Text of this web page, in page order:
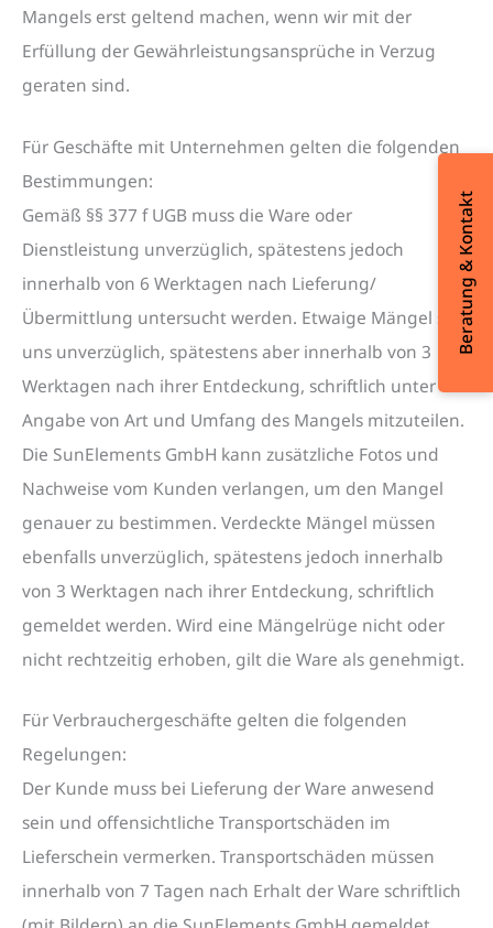
Mangels erst geltend machen, wenn wir mit der
Erfüllung der Gewährleistungsansprüche in Verzug
geraten sind.
Für Geschäfte mit Unternehmen gelten die folgenden
Bestimmungen:
Gemäß §§ 377 f UGB muss die Ware oder
Dienstleistung unverzüglich, spätestens jedoch
innerhalb von 6 Werktagen nach Lieferung/
Übermittlung untersucht werden. Etwaige Mängel sind
uns unverzüglich, spätestens aber innerhalb von 3
Werktagen nach ihrer Entdeckung, schriftlich unter
Angabe von Art und Umfang des Mangels mitzuteilen.
Die SunElements GmbH kann zusätzliche Fotos und
Nachweise vom Kunden verlangen, um den Mangel
genauer zu bestimmen. Verdeckte Mängel müssen
ebenfalls unverzüglich, spätestens jedoch innerhalb
von 3 Werktagen nach ihrer Entdeckung, schriftlich
gemeldet werden. Wird eine Mängelrüge nicht oder
nicht rechtzeitig erhoben, gilt die Ware als genehmigt.
Für Verbrauchergeschäfte gelten die folgenden
Regelungen:
Der Kunde muss bei Lieferung der Ware anwesend
sein und offensichtliche Transportschäden im
Lieferschein vermerken. Transportschäden müssen
innerhalb von 7 Tagen nach Erhalt der Ware schriftlich
Beratung & Kontakt